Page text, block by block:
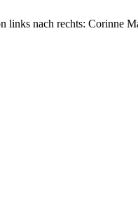
links nach rechts: Corinne